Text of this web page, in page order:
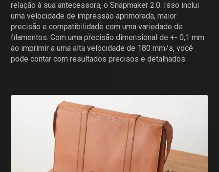
relação à sua antecessora, o Snapmaker 2.0. Isso inclui
uma velocidade de impressão aprimorada, maior
precisão e compatibilidade com uma variedade de
filamentos. Com uma precisão dimensional de +- 0,1 mm
ao imprimir a uma alta velocidade de 180 mm/s, você
pode contar com resultados precisos e detalhados.